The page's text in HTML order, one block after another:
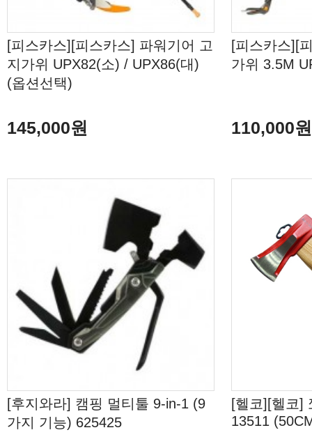
[피스카스][피스카스] 파워기어 고
지가위 UPX82(소) / UPX86(대)
(옵션선택)
145,000원
[피스카스][
가위 3.5M
110,000원
[후지와라] 캠핑 멀티툴 9-in-1 (9
가지 기능) 625425
[헬코][헬코]
13511